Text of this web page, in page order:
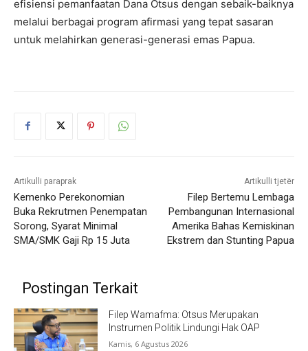
efisiensi pemanfaatan Dana Otsus dengan sebaik-baiknya
melalui berbagai program afirmasi yang tepat sasaran
untuk melahirkan generasi-generasi emas Papua.
Artikulli paraprak
Kemenko Perekonomian
Buka Rekrutmen Penempatan
Sorong, Syarat Minimal
SMA/SMK Gaji Rp 15 Juta
Artikulli tjetër
Filep Bertemu Lembaga
Pembangunan Internasional
Amerika Bahas Kemiskinan
Ekstrem dan Stunting Papua
Postingan Terkait
Filep Wamafma: Otsus Merupakan
Instrumen Politik Lindungi Hak OAP
Kamis, 6 Agustus 2026